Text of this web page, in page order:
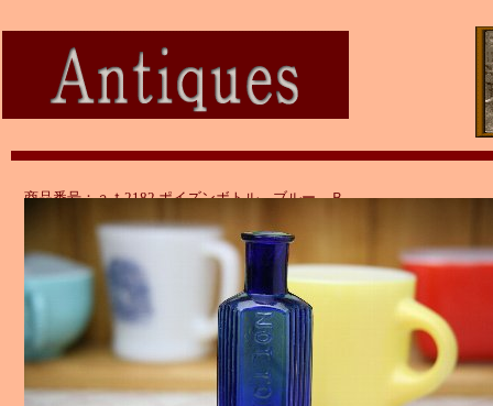
商品番号：ａｔ2182 ポイズンボトル ブルー Ｂ